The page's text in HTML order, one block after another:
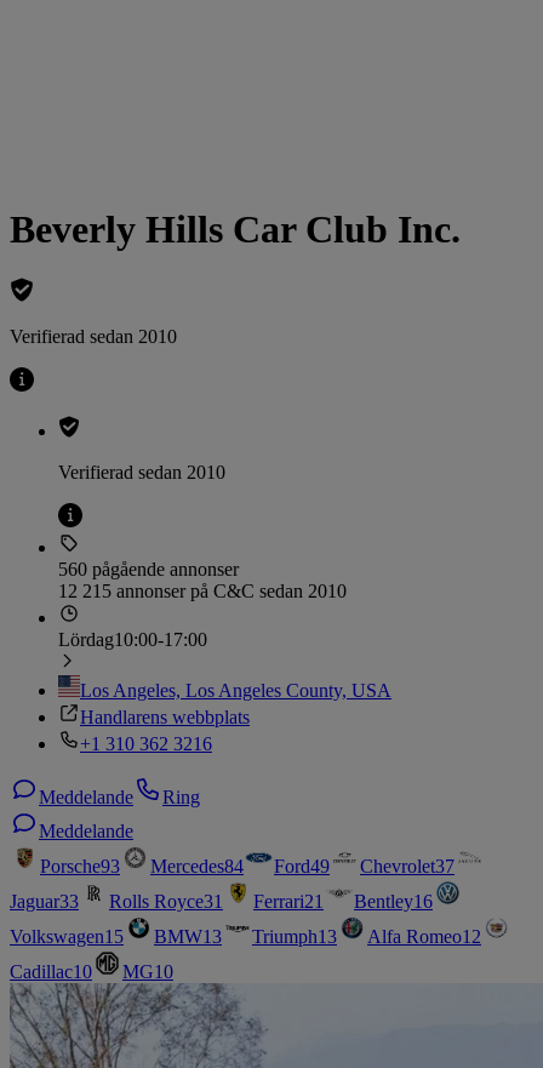
Beverly Hills Car Club Inc.
Verifierad sedan 2010
Verifierad sedan 2010
560 pågående annonser
12 215 annonser på C&C sedan 2010
Lördag10:00-17:00
Los Angeles, Los Angeles County, USA
Handlarens webbplats
+1 310 362 3216
Meddelande
Ring
Meddelande
Porsche93 Mercedes84 Ford49 Chevrolet37
Jaguar33 Rolls Royce31 Ferrari21 Bentley16
Volkswagen15 BMW13 Triumph13 Alfa Romeo12
Cadillac10 MG10